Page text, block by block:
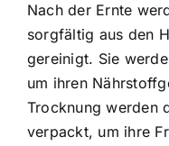
Nach der Ernte
sorgfältig aus den
gereinigt. Sie
um ihren
Trocknung werden
verpackt, um ihre